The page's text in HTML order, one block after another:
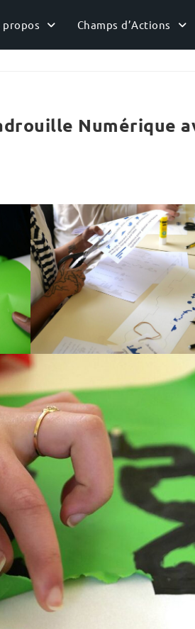
propos Champs d’Actions
Numérique